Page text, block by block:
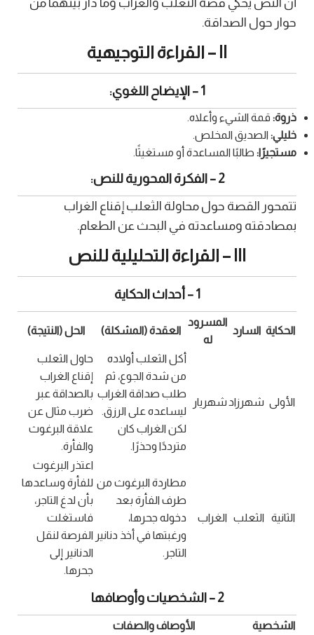
أن النص يحكي قصة الثعلب والغراب وما دار بينهما من
حوار حول الصداقة.
1 – الإيضاح اللغوي:
ذروة: قمة الشيء وأعلاه.
خليلي: الصديق المخلص.
مستجيرًا: طالبًا المساعدة أو مستغيثًا.
2 – الفكرة المحورية للنص:
تتمحور القصة حول محاولة الثعلب إقناع الغراب
بمصادقته ومساعدته في البحث عن الطعام.
1 – أحداث الحكاية
الحكاية السارد
المسرود
له
العقدة (المشكلة) الحل (النتيجة)
الأولى شهرزاد شهريار
أكل الثعلب أولاده
من شدة الجوع، ثم
طلب صداقة الغراب
ليساعده على الرزق.
لكن الغراب كان
مترددًا وحذرًا.
حاول الثعلب
إقناع الغراب
بالصداقة عبر
ضرب مثال عن
علاقة البرغوث
والفأرة.
الثانية الثعلب الغراب
مطاردة البرغوث من
طرف الفأرة بعد
دخوله جحرها،
ورغبتها في أخذ دنانير
التاجر.
اعتذر البرغوث
للفأرة وساعدها
بأن لدغ التاجر،
فاستغلت
الفرصة لنقل
الدنانير إلى
جحرها.
2 – الشخصيات وأوصافها
الشخصية
الأوصاف والصفات